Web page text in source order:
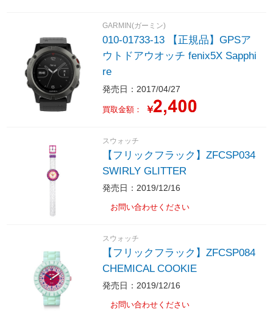
GARMIN(ガーミン)
010-01733-13 【正規品】GPSア
ウトドアウオッチ fenix5X Sapphi
re
発売日：2017/04/27
買取金額： ￥
スウォッチ
【フリックフラック】ZFCSP034
SWIRLY GLITTER
発売日：2019/12/16
お問い合わせください
スウォッチ
【フリックフラック】ZFCSP084
CHEMICAL COOKIE
発売日：2019/12/16
お問い合わせください